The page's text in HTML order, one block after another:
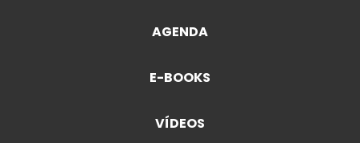
AGENDA
E-BOOKS
VÍDEOS